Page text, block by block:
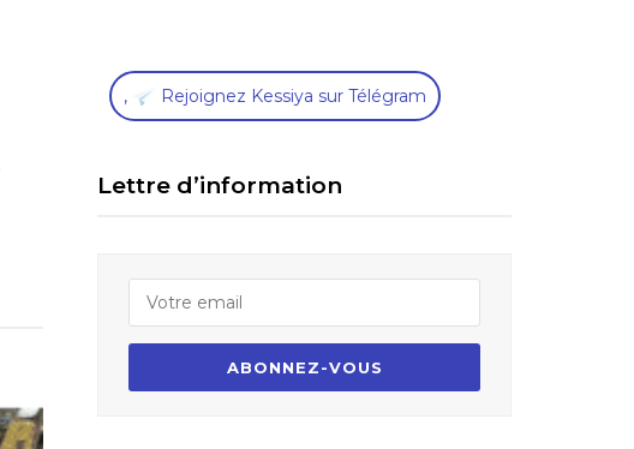
, Rejoignez Kessiya sur Télégram
Lettre d’information